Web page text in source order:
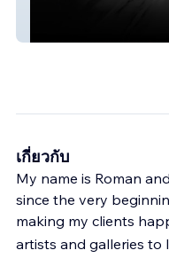
เกี่ยวกับ
My name is Roman
since the very
making my clients
artists and galleries to